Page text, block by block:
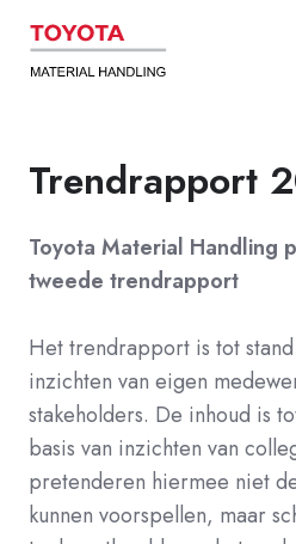
Trendrapport
Toyota Material Handling
tweede trendrapport
Het trendrapport is tot
inzichten van eigen
stakeholders. De inhoud is
basis van inzichten van
pretenderen hiermee niet
kunnen voorspellen, maar